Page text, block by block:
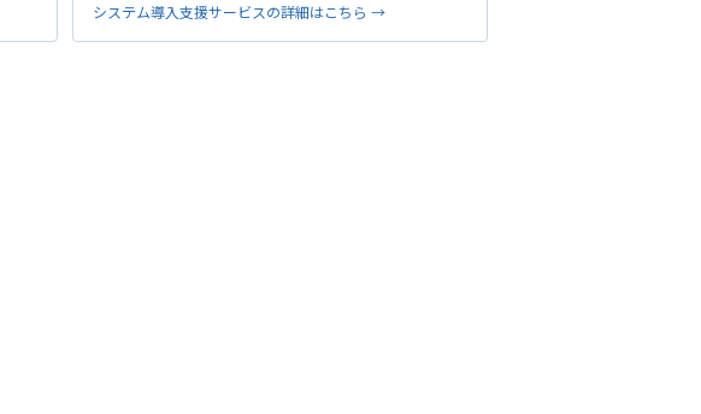
システム導入支援サービスの詳細はこちら →